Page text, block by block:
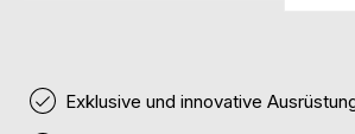
Exklusive und innovative